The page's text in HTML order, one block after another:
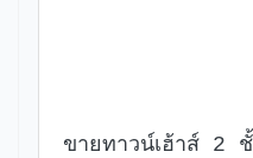
ขายทาวน์เฮ้าส์ 2